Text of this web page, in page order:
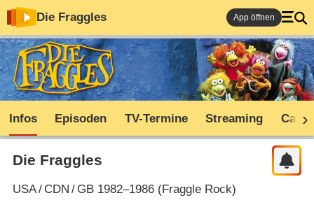
Die Fraggles App öffnen
Infos Episoden TV-Termine Streaming Cast
Die Fraggles
USA/ CDN / GB1982–1986 (Fraggle Rock)